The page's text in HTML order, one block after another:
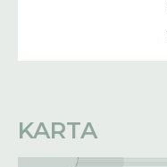
KARTA